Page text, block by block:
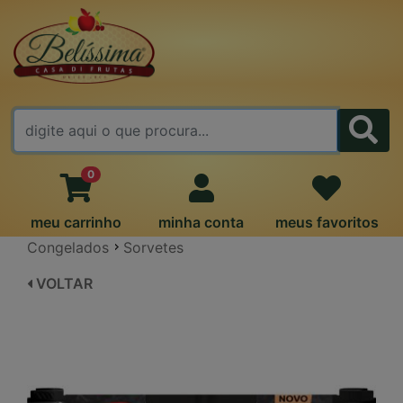
FALE CONOSCO
0
meu carrinho minha conta
meus favoritos
Congelados
Sorvetes
VOLTAR